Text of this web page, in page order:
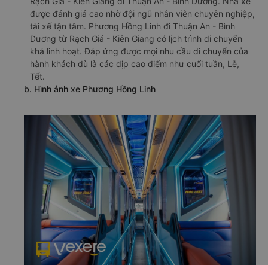
được đánh giá cao nhờ đội ngũ nhân viên chuyên nghiệp,
tài xế tận tâm. Phương Hồng Linh đi Thuận An - Bình
Dương từ Rạch Giá - Kiên Giang có lịch trình di chuyển
khá linh hoạt. Đáp ứng được mọi nhu cầu di chuyển của
hành khách dù là các dịp cao điểm như cuối tuần, Lễ,
Tết.
b. Hình ảnh xe Phương Hồng Linh